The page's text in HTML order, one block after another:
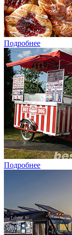
Подробнее
Подробнее